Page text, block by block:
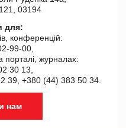
03194
для:
конференцій:
99-00,
журналах:
30 13,
39, +380 (44) 383 50 34.
нам